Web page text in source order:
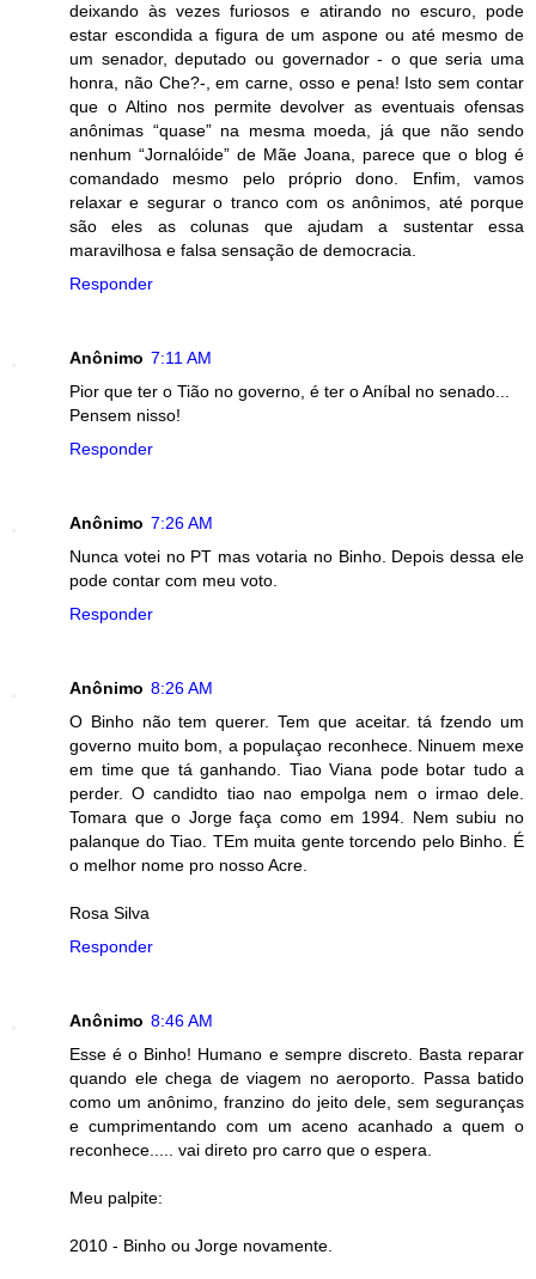
deixando às vezes furiosos e atirando no escuro, pode
estar escondida a figura de um aspone ou até mesmo de
um senador, deputado ou governador - o que seria uma
honra, não Che?-, em carne, osso e pena! Isto sem contar
que o Altino nos permite devolver as eventuais ofensas
anônimas “quase” na mesma moeda, já que não sendo
nenhum “Jornalóide” de Mãe Joana, parece que o blog é
comandado mesmo pelo próprio dono. Enfim, vamos
relaxar e segurar o tranco com os anônimos, até porque
são eles as colunas que ajudam a sustentar essa
maravilhosa e falsa sensação de democracia.
Responder
Anônimo 7:11 AM
Pior que ter o Tião no governo, é ter o Aníbal no senado...
Pensem nisso!
Responder
Anônimo 7:26 AM
Nunca votei no PT mas votaria no Binho. Depois dessa ele
pode contar com meu voto.
Responder
Anônimo 8:26 AM
O Binho não tem querer. Tem que aceitar. tá fzendo um
governo muito bom, a populaçao reconhece. Ninuem mexe
em time que tá ganhando. Tiao Viana pode botar tudo a
perder. O candidto tiao nao empolga nem o irmao dele.
Tomara que o Jorge faça como em 1994. Nem subiu no
palanque do Tiao. TEm muita gente torcendo pelo Binho. É
o melhor nome pro nosso Acre.
Rosa Silva
Responder
Anônimo 8:46 AM
Esse é o Binho! Humano e sempre discreto. Basta reparar
quando ele chega de viagem no aeroporto. Passa batido
como um anônimo, franzino do jeito dele, sem seguranças
e cumprimentando com um aceno acanhado a quem o
reconhece..... vai direto pro carro que o espera.
Meu palpite:
2010 - Binho ou Jorge novamente.